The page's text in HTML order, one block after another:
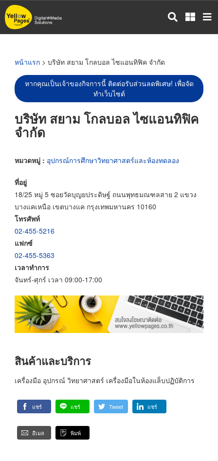
ข้าม
ไป
หน้าแรก > บริษัท สยาม โกลบอล ไซแอนทิฟิค จำกัด
หากคุณเป็นเจ้าของกิจการนี้ ติดต่อรับส่วนลดพิเศษ! เพื่อจัด
ทำเว็บไซต์
บริษัท สยาม โกลบอล ไซแอนทิฟิค
จำกัด
หมวดหมู่ : อุปกรณ์การศึกษาวิทยาศาสตร์และห้องทดลอง
ที่อยู่
18/25 หมู่ 5 ซอยวัดบุญยประดิษฐ์ ถนนพุทธมณฑลสาย 2 แขวง
บางแคเหนือ เขตบางแค กรุงเทพมหานคร 10160
โทรศัพท์
02-455-5216
แฟกซ์
02-455-5363
เวลาทำการ
จันทร์-ศุกร์ เวลา 09:00-17:00
สินค้าและบริการ
เครื่องมือ อุปกรณ์ วิทยาศาสตร์ เครื่องมือในห้องแล็บปฏิบัติการ
แชร์ แชร์ Tweet แชร์
อีเมล พิมพ์